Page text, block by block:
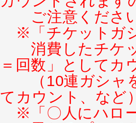
ご注意くださ
※「チケットガ
消費したチケ
＝回数」としてカ
（10連ガシ
てカウント、など
※「〇人にハロ